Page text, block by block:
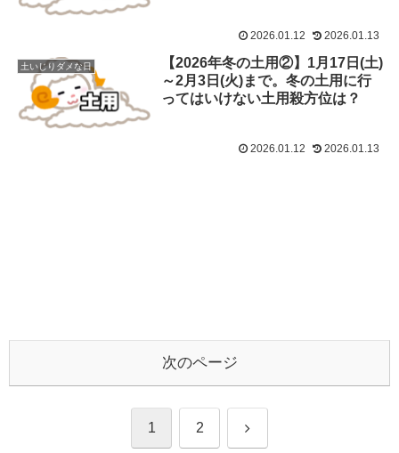
2026.01.12 2026.01.13
土いじりダメな日
【2026年冬の土用②】1月17日(土)
～2月3日(火)まで。冬の土用に行
ってはいけない土用殺方位は？
2026.01.12 2026.01.13
次のページ
1 2 次